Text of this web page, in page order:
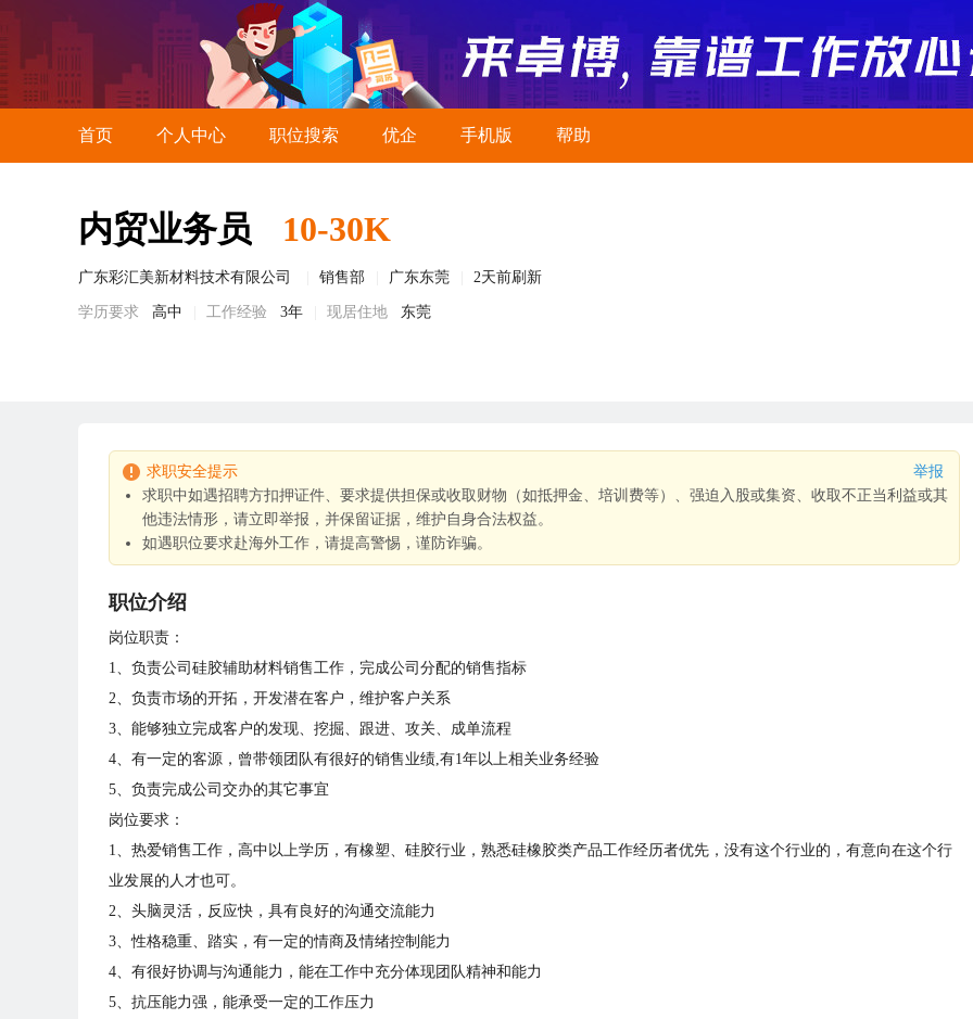
首页 个人中心 职位搜索 优企 手机版 帮助
内贸业务员 10-30K
广东彩汇美新材料技术有限公司 销售部 广东东莞 2天前刷新
学历要求 高中 工作经验 3年 现居住地 东莞
求职安全提示
举报
求职中如遇招聘方扣押证件、要求提供担保或收取财物（如抵押金、培训费等）、强迫入股或集资、收取不正当利益或其
他违法情形，请立即举报，并保留证据，维护自身合法权益。
如遇职位要求赴海外工作，请提高警惕，谨防诈骗。
职位介绍
岗位职责：
1、负责公司硅胶辅助材料销售工作，完成公司分配的销售指标
2、负责市场的开拓，开发潜在客户，维护客户关系
3、能够独立完成客户的发现、挖掘、跟进、攻关、成单流程
4、有一定的客源，曾带领团队有很好的销售业绩,有1年以上相关业务经验
5、负责完成公司交办的其它事宜
岗位要求：
1、热爱销售工作，高中以上学历，有橡塑、硅胶行业，熟悉硅橡胶类产品工作经历者优先，没有这个行业的，有意向在这个行
业发展的人才也可。
2、头脑灵活，反应快，具有良好的沟通交流能力
3、性格稳重、踏实，有一定的情商及情绪控制能力
4、有很好协调与沟通能力，能在工作中充分体现团队精神和能力
5、抗压能力强，能承受一定的工作压力